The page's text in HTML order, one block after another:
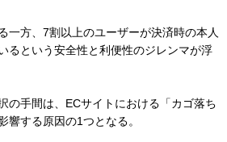
一方、7割以上のユーザーが決済時の本人
るという安全性と利便性のジレンマが浮
の手間は、ECサイトにおける「カゴ落ち
響する原因の1つとなる。